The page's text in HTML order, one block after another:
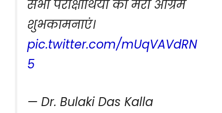
सभी परीक्षार्थियों को मेरी अग्रिम
शुभकामनाएं।
pic.twitter.com/mUqVAVdRN
5
— Dr. Bulaki Das Kalla